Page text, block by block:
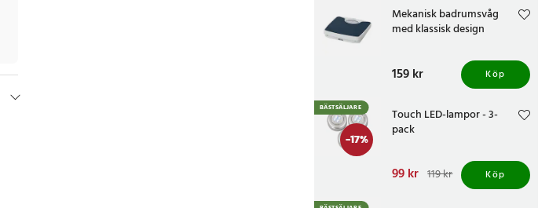
Mekanisk badrumsvåg
med klassisk design
Pris :159 kr
159 kr Köp
-17%
BÄSTSÄLJARE
Touch LED-lampor - 3-
pack
Nuvarande pris
Tidigare pris 119 kr
99 kr 119 kr Köp